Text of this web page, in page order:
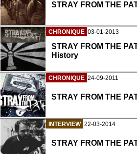
STRAY FROM THE
CHRONIQUE 03-01-2013
STRAY FROM THE
History
CHRONIQUE 24-09-2011
STRAY FROM THE
INTERVIEW 22-03-2014
STRAY FROM THE